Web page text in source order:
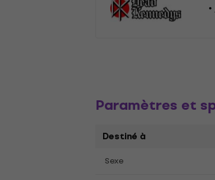
Paramètres et
Destiné à
Sexe